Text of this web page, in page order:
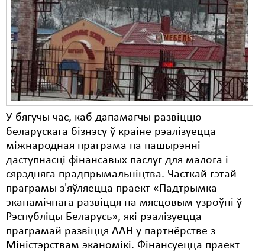
У бягучы час, каб дапамагчы развіццю
беларускага бізнэсу ў краіне рэалізуецца
міжнародная праграма па пашырэнні
даступнасці фінансавых паслуг для малога і
сярэдняга прадпрымальніцтва. Часткай гэтай
праграмы з'яўляецца праект «Падтрымка
эканамічнага развіцця на мясцовым узроўні ў
Рэспубліцы Беларусь», які рэалізуецца
праграмай развіцця ААН у партнёрстве з
Міністэрствам эканомікі. Фінансуецца праект
Затрыманьні
Карная псыхіятрыя
КПЧ ААН
Культурныя правы
ЛПП
Мігранты
Мірныя сходы
Палітвязьні
Праваабаронцы
Правы дзіцяці
Пэнітэнцыярная сыстэма